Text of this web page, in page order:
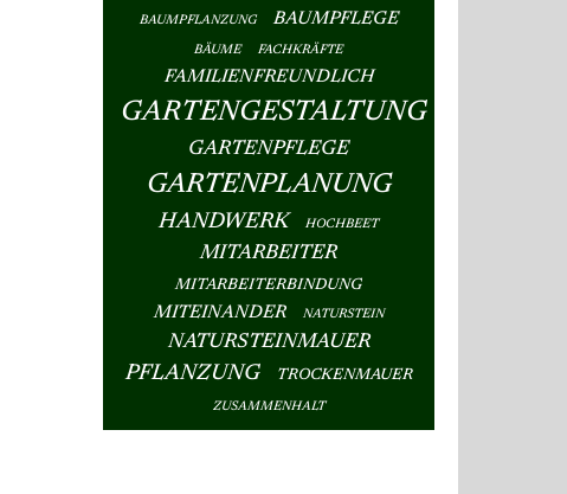
BAUMPFLANZUNG BAUMPFLEGE
BÄUME FACHKRÄFTE
FAMILIENFREUNDLICH
GARTENGESTALTUNG
GARTENPFLEGE
GARTENPLANUNG
HANDWERK HOCHBEET
MITARBEITER
MITARBEITERBINDUNG
MITEINANDER NATURSTEIN
NATURSTEINMAUER
PFLANZUNG TROCKENMAUER
ZUSAMMENHALT